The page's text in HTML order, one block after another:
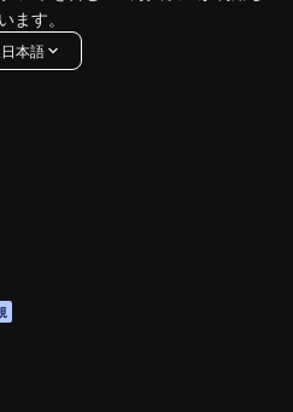
ます。
日本語